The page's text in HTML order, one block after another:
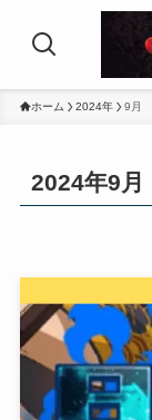
ホーム 2024年 9月
2024年9月